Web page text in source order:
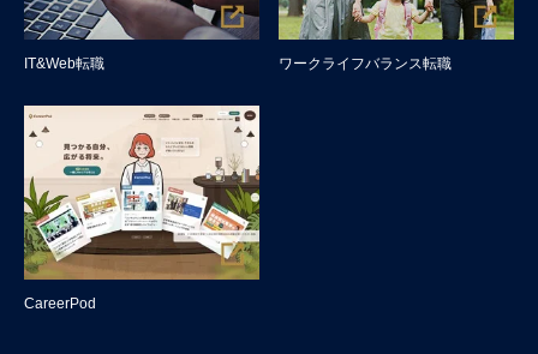
IT&Web転職 ワークライフバランス転職
CareerPod